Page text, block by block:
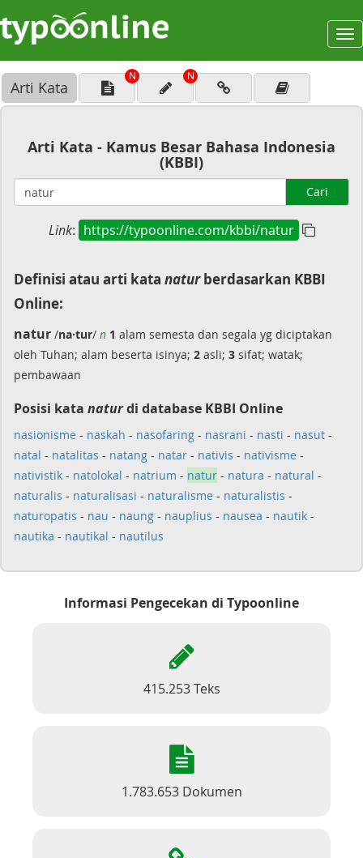
Arti Kata
N N
Arti Kata - Kamus Besar Bahasa Indonesia
(KBBI)
Cari
Link: https://typoonline.com/kbbi/natur
Definisi atau arti kata naturberdasarkan KBBI
Online:
natur /na·tur/ n 1 alam semesta dan segala yg diciptakan
oleh Tuhan; alam beserta isinya; 2 asli; 3 sifat; watak;
pembawaan
Posisi kata naturdi database KBBI Online
nasionisme - naskah - nasofaring - nasrani - nasti - nasut -
natal - natalitas - natang - natar - nativis - nativisme -
nativistik - natolokal - natrium - natur - natura - natural -
naturalis - naturalisasi - naturalisme - naturalistis -
naturopatis - nau - naung - nauplius - nausea - nautik -
nautika - nautikal - nautilus
Informasi Pengecekan di Typoonline
415.253 Teks
1.783.653 Dokumen